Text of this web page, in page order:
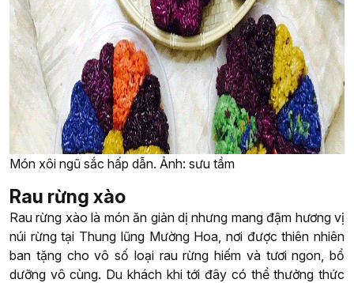
Món xôi ngũ sắc hấp dẫn. Ảnh: sưu tầm
Rau rừng xào
Rau rừng xào là món ăn giản dị nhưng mang đậm hương vị
núi rừng tại Thung lũng Mường Hoa, nơi được thiên nhiên
ban tặng cho vô số loại rau rừng hiếm và tươi ngon, bổ
dưỡng vô cùng. Du khách khi tới đây có thể thưởng thức